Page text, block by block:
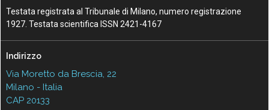
Testata registrata al Tribunale di Milano, numero registrazione
1927. Testata scientifica ISSN 2421-4167
Indirizzo
Via Moretto da Brescia, 22
Milano - Italia
CAP 20133